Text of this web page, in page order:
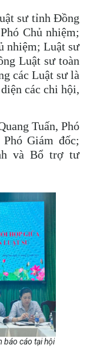
sư tỉnh Đồng
Chủ nhiệm;
nhiệm; Luật sư
Luật sư toàn
các Luật sư là
các chi hội,
Tuấn, Phó
Giám đốc;
và Bổ trợ tư
báo cáo tại hội